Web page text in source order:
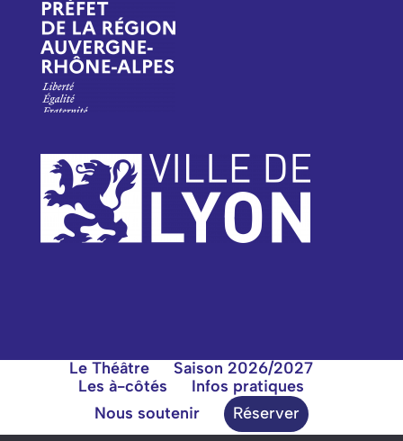
Le Théâtre
Saison 2026/2027
Les à-côtés
Infos pratiques
Nous soutenir
Réserver